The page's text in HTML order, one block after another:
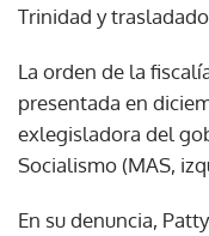
Trinidad y
La orden de la
presentada en
exlegisladora del
Socialismo (MAS,
En su denuncia,